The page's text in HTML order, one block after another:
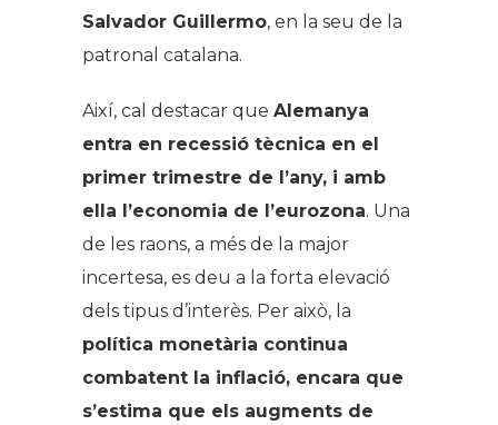
Salvador Guillermo, en la seu de la
patronal catalana.
Així, cal destacar que Alemanya
entra en recessió tècnica en el
primer trimestre de l’any, i amb
ella l’economia de l’eurozona. Una
de les raons, a més de la major
incertesa, es deu a la forta elevació
dels tipus d’interès. Per això, la
política monetària continua
combatent la inflació, encara que
s’estima que els augments de